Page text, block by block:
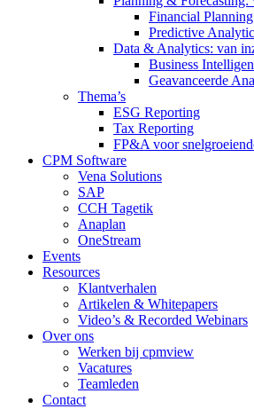
Financial
Predictive
Data & Analytics: van
Business
Geavanceerde
Thema’s
ESG Reporting
Tax Reporting
FP&A voor
CPM Software
Vena Solutions
SAP
CCH Tagetik
Anaplan
OneStream
Events
Resources
Klantverhalen
Artikelen & Whitepapers
Video’s & Recorded Webinars
Over ons
Werken bij cpmview
Vacatures
Teamleden
Contact